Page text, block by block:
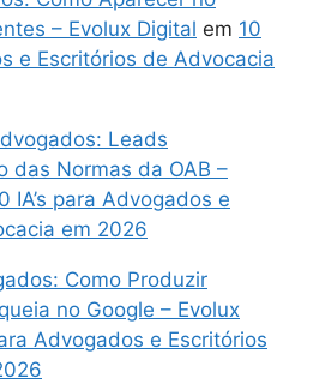
– Evolux Digital em 10
e Escritórios de Advocacia
Leads
das Normas da OAB –
IA’s para Advogados e
em 2026
Como Produzir
no Google – Evolux
Advogados e Escritórios